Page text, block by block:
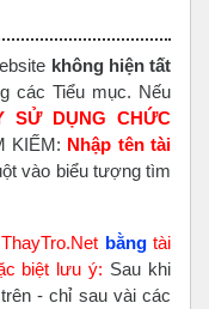
không hiện tất
các Tiểu mục. Nếu
SỬ DỤNG CHỨC
KIẾM: Nhập tên tài
vào biểu tượng tìm
bằngtài
biệt lưu ý: Sau khi
- chỉ sau vài các